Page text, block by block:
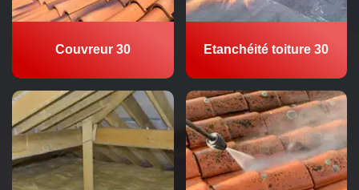
Couvreur 30 Etanchéité toiture 30